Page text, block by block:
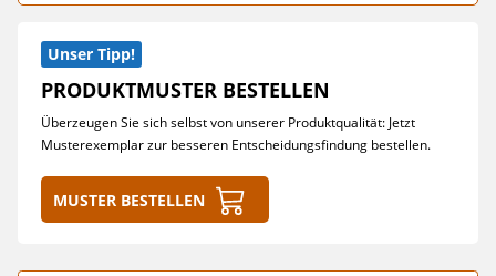
Unser Tipp!
PRODUKTMUSTER BESTELLEN
Überzeugen Sie sich selbst von unserer Produktqualität: Jetzt
Musterexemplar zur besseren Entscheidungsfindung bestellen.
Muster bestellen